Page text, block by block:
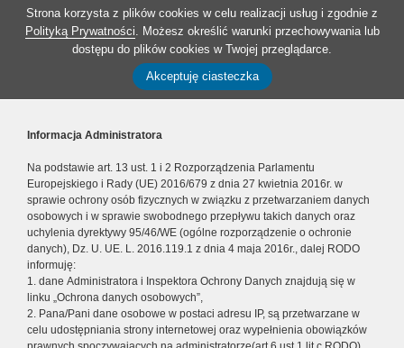
Strona korzysta z plików cookies w celu realizacji usług i zgodnie z
Polityką Prywatności. Możesz określić warunki przechowywania lub
dostępu do plików cookies w Twojej przeglądarce.
Akceptuję ciasteczka
Informacja Administratora
Na podstawie art. 13 ust. 1 i 2 Rozporządzenia Parlamentu
Europejskiego i Rady (UE) 2016/679 z dnia 27 kwietnia 2016r. w
sprawie ochrony osób fizycznych w związku z przetwarzaniem danych
osobowych i w sprawie swobodnego przepływu takich danych oraz
uchylenia dyrektywy 95/46/WE (ogólne rozporządzenie o ochronie
danych), Dz. U. UE. L. 2016.119.1 z dnia 4 maja 2016r., dalej RODO
informuję:
1. dane Administratora i Inspektora Ochrony Danych znajdują się w
linku „Ochrona danych osobowych”,
2. Pana/Pani dane osobowe w postaci adresu IP, są przetwarzane w
celu udostępniania strony internetowej oraz wypełnienia obowiązków